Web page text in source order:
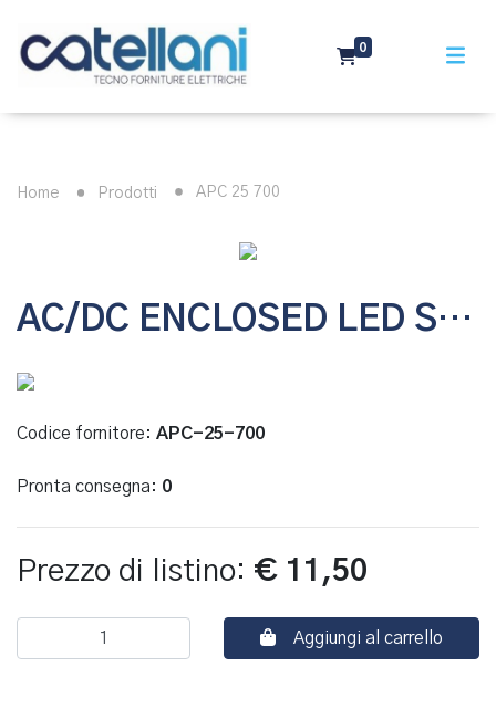
0
Home Prodotti APC 25 700
AC/DC ENCLOSED LED SINGLE OUTPUT CO
Codice fornitore: APC-25-700
Pronta consegna: 0
Prezzo di listino: € 11,50
Aggiungi al carrello